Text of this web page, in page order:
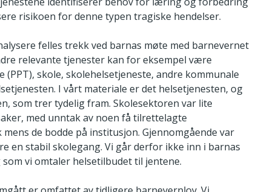
risikoen for denne typen tragiske hendelser.
felles trekk ved barnas møte med barnevernet
relevante tjenester kan for eksempel være
skole, skolehelsetjeneste, andre kommunale
I vårt materiale er det helsetjenesten, og
som trer tydelig fram. Skolesektoren var lite
med unntak av noen få tilrettelagte
de bodde på institusjon. Gjennomgående var
en stabil skolegang. Vi går derfor ikke inn i barnas
vi omtaler helsetilbudet til jentene.